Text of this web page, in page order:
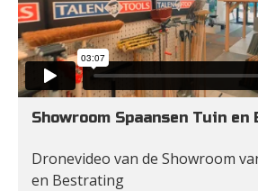
Showroom Spaansen Tuin
Dronevideo van de Showroom
en Bestrating